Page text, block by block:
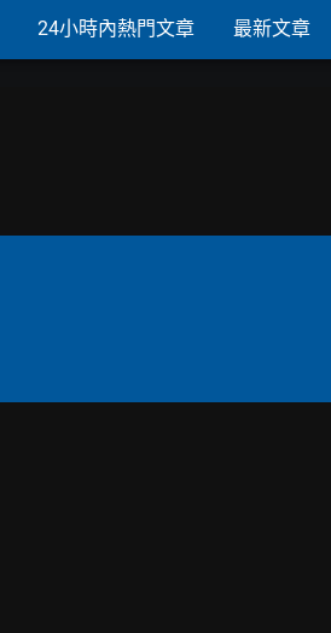
24小時內熱門文章 最新文章